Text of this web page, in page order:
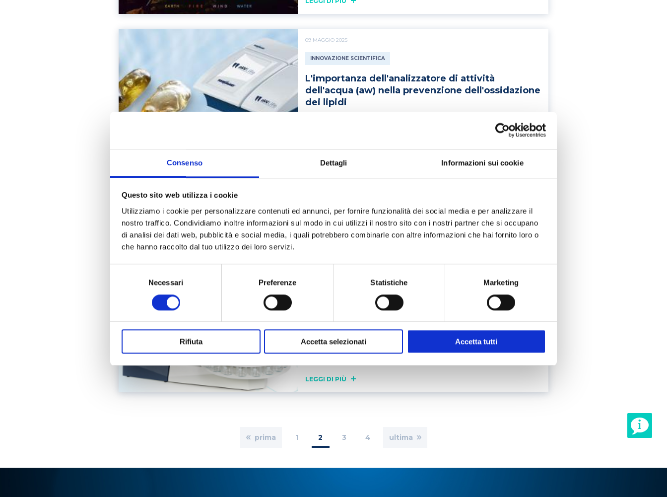
Consenso Dettagli Informazioni sui cookie
Questo sito web utilizza i cookie
Utilizziamo i cookie per personalizzare contenuti ed annunci, per fornire funzionalità dei social media e per analizzare il
nostro traffico. Condividiamo inoltre informazioni sul modo in cui utilizzi il nostro sito con i nostri partner che si occupano
di analisi dei dati web, pubblicità e social media, i quali potrebbero combinarle con altre informazioni che hai fornito loro o
che hanno raccolto dal tuo utilizzo dei loro servizi.
Necessari Preferenze Statistiche Marketing
Rifiuta Accetta selezionati Accetta tutti
09 MAGGIO 2025
INNOVAZIONE SCIENTIFICA
L'importanza dell'analizzatore di attività
dell'acqua (aw) nella prevenzione dell'ossidazione
dei lipidi
Il futuro della stabilità tartarica e calcica:
EasyCheck by Steroglass
INNOVAZIONE SCIENTIFICA
Flash2: la nuova frontiera della titolazione
automatica nel mondo del vino, del food e
dell’analisi delle acque
LEGGI DI PIÙ
prima Page
1 Pagina
2 Page
3 Page
4 ultima